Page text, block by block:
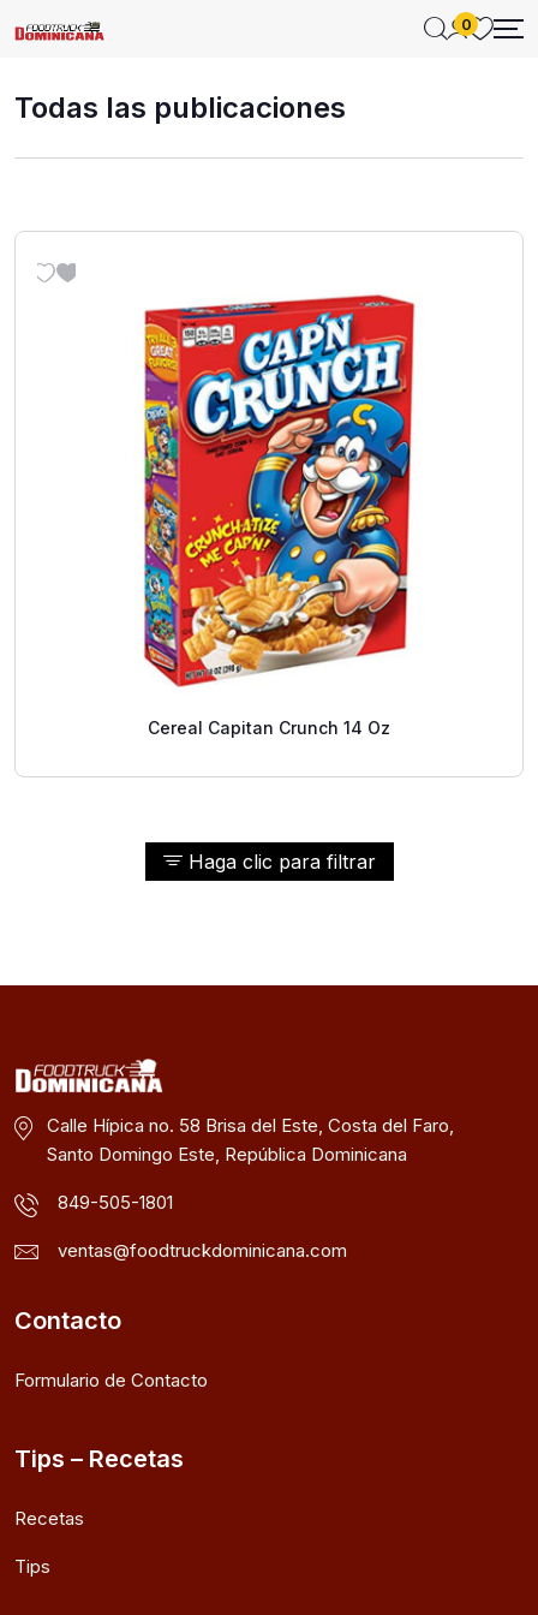
0
Todas las publicaciones
Haga clic para filtrar
Cereal Capitan Crunch 14 Oz
Calle Hípica no. 58 Brisa del Este, Costa del Faro,
Santo Domingo Este, República Dominicana
849-505-1801
ventas@foodtruckdominicana.com
Contacto
Formulario de Contacto
Tips – Recetas
Recetas
Tips